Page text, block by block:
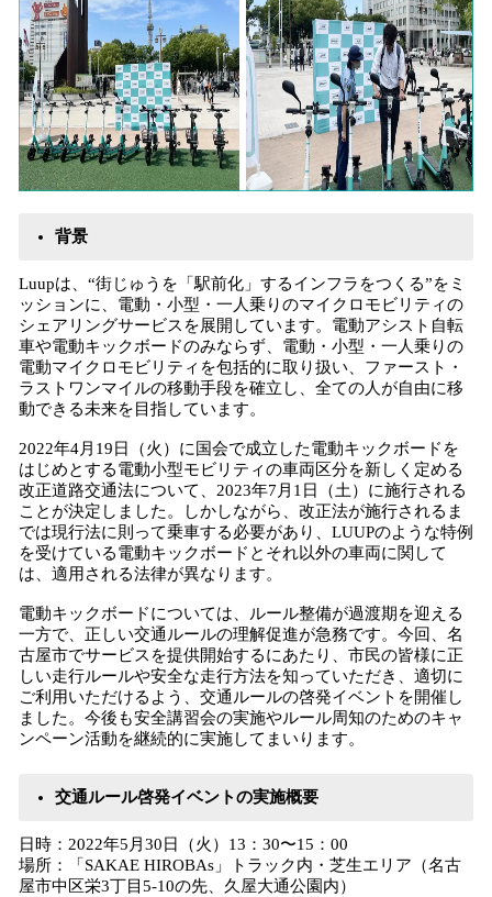
背景
Luupは、“街じゅうを「駅前化」するインフラをつくる”をミ
ッションに、電動・小型・一人乗りのマイクロモビリティの
シェアリングサービスを展開しています。電動アシスト自転
車や電動キックボードのみならず、電動・小型・一人乗りの
電動マイクロモビリティを包括的に取り扱い、ファースト・
ラストワンマイルの移動手段を確立し、全ての人が自由に移
動できる未来を目指しています。
2022年4月19日（火）に国会で成立した電動キックボードを
はじめとする電動小型モビリティの車両区分を新しく定める
改正道路交通法について、2023年7月1日（土）に施行される
ことが決定しました。しかしながら、改正法が施行されるま
では現行法に則って乗車する必要があり、LUUPのような特例
を受けている電動キックボードとそれ以外の車両に関して
は、適用される法律が異なります。
電動キックボードについては、ルール整備が過渡期を迎える
一方で、正しい交通ルールの理解促進が急務です。今回、名
古屋市でサービスを提供開始するにあたり、市民の皆様に正
しい走行ルールや安全な走行方法を知っていただき、適切に
ご利用いただけるよう、交通ルールの啓発イベントを開催し
ました。今後も安全講習会の実施やルール周知のためのキャ
ンペーン活動を継続的に実施してまいります。
交通ルール啓発イベントの実施概要
日時：2022年5月30日（火）13：30〜15：00
場所：「SAKAE HIROBAs」トラック内・芝生エリア（名古
屋市中区栄3丁目5-10の先、久屋大通公園内）